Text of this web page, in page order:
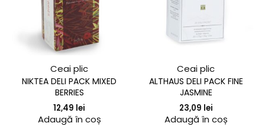
Ceai plic
NIKTEA DELI PACK MIXED
BERRIES
12,49 lei
Adaugă în coș
Ceai plic
ALTHAUS DELI PACK FINE
JASMINE
23,09 lei
Adaugă în coș